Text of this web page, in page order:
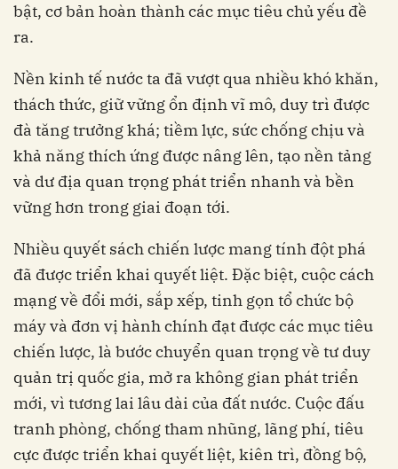
bật, cơ bản hoàn thành các mục tiêu chủ yếu đề
ra.
Nền kinh tế nước ta đã vượt qua nhiều khó khăn,
thách thức, giữ vững ổn định vĩ mô, duy trì được
đà tăng trưởng khá; tiềm lực, sức chống chịu và
khả năng thích ứng được nâng lên, tạo nền tảng
và dư địa quan trọng phát triển nhanh và bền
vững hơn trong giai đoạn tới.
Nhiều quyết sách chiến lược mang tính đột phá
đã được triển khai quyết liệt. Đặc biệt, cuộc cách
mạng về đổi mới, sắp xếp, tinh gọn tổ chức bộ
máy và đơn vị hành chính đạt được các mục tiêu
chiến lược, là bước chuyển quan trọng về tư duy
quản trị quốc gia, mở ra không gian phát triển
mới, vì tương lai lâu dài của đất nước. Cuộc đấu
tranh phòng, chống tham nhũng, lãng phí, tiêu
cực được triển khai quyết liệt, kiên trì, đồng bộ,